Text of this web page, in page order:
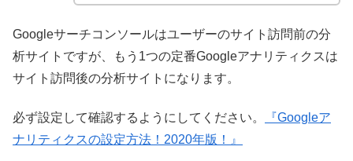
Googleサーチコンソールはユーザーのサイト訪問前の分
析サイトですが、もう1つの定番Googleアナリティクスは
サイト訪問後の分析サイトになります。
必ず設定して確認するようにしてください。
『Googleア
ナリティクスの設定方法！2020年版！』